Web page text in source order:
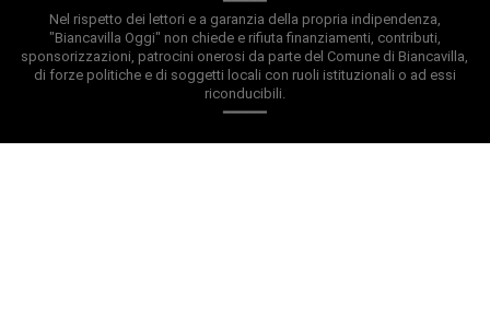
"Biancavilla Oggi" non chiede e rifiuta finanziamenti, contributi,
sponsorizzazioni, patrocini onerosi da parte del Comune di Biancavilla,
di forze politiche e di soggetti locali con ruoli istituzionali o ad essi
riconducibili.
━━━━━